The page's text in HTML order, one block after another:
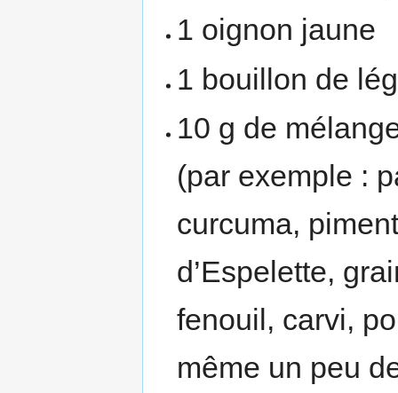
1 oignon jaune
1 bouillon de
10 g de
(par exemple :
curcuma,
d’Espelette,
fenouil, carvi,
même un peu